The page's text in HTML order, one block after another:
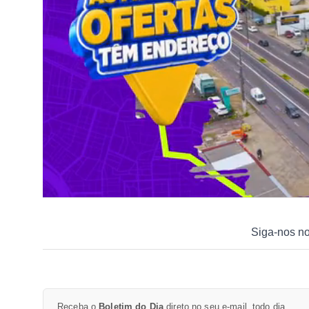
Siga-nos
Receba o Boletim do Dia direto no seu e-mail, todo dia.